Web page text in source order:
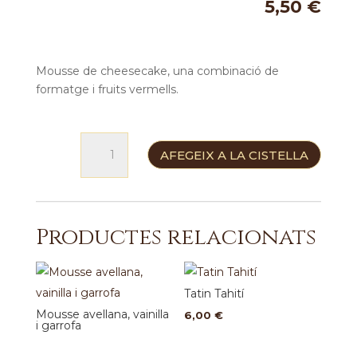
5,50 €
Mousse de cheesecake, una combinació de
formatge i fruits vermells.
Cheesecake
AFEGEIX A LA CISTELLA
Productes relacionats
Mousse avellana, vainilla
i garrofa
Tatin Tahití
6,00€